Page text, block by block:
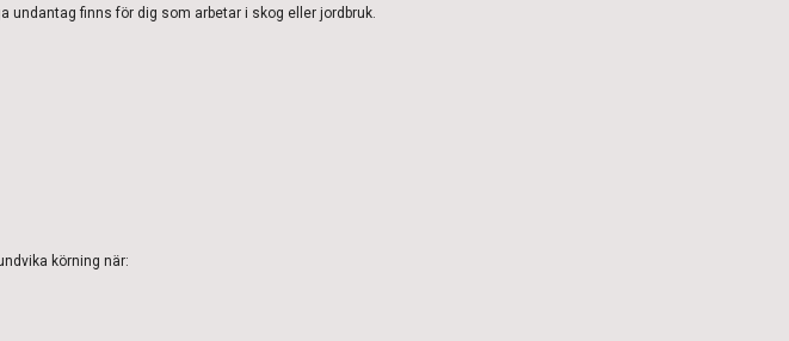
undantag finns för dig som arbetar i skog eller jordbruk.
körning när: